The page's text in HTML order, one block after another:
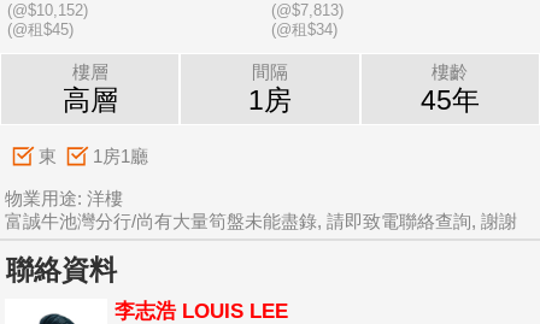
(@$10,152)
(@租$45)
(@$7,813)
(@租$34)
樓層
高層
間隔
1房
樓齡
45年
東 1房1廳
物業用途: 洋樓
富誠牛池灣分行/尚有大量筍盤未能盡錄, 請即致電聯絡查詢, 謝謝
聯絡資料
李志浩 LOUIS LEE